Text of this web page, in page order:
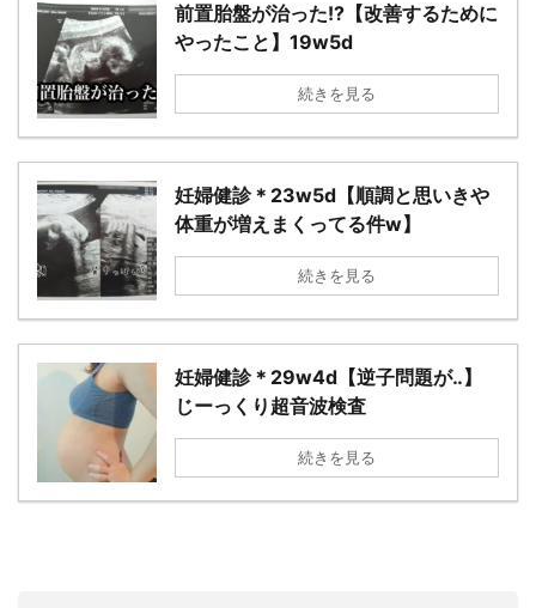
前置胎盤が治った!?【改善するために
やったこと】19w5d
続きを見る
妊婦健診＊23w5d【順調と思いきや
体重が増えまくってる件w】
続きを見る
妊婦健診＊29w4d【逆子問題が‥】
じーっくり超音波検査
続きを見る